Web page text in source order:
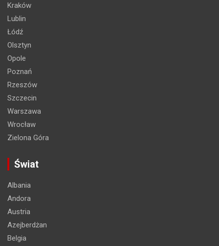
Kraków
Lublin
Łódź
Olsztyn
Opole
Poznań
Rzeszów
Szczecin
Warszawa
Wrocław
Zielona Góra
Świat
Albania
Andora
Austria
Azejberdżan
Belgia